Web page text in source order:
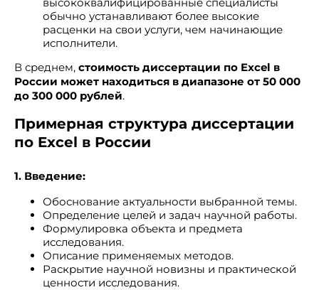
обычно устанавливают более высокие
расценки на свои услуги, чем начинающие
исполнители.
В среднем, стоимость диссертации по Excel в
России может находиться в диапазоне от 50 000
до 300 000 рублей.
Примерная структура диссертации
по Excel в России
1. Введение:
Обоснование актуальности выбранной темы.
Определение целей и задач научной работы.
Формулировка объекта и предмета
исследования.
Описание применяемых методов.
Раскрытие научной новизны и практической
ценности исследования.